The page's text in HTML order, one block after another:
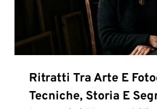
Ritratti Tra Arte E
Tecniche, Storia E